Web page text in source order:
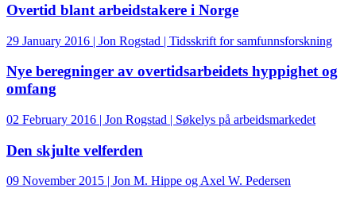
Overtid blant arbeidstakere i Norge
29 January 2016 | Jon Rogstad | Tidsskrift for samfunnsforskning
Nye beregninger av overtidsarbeidets hyppighet og
omfang
02 February 2016 | Jon Rogstad | Søkelys på arbeidsmarkedet
Den skjulte velferden
09 November 2015 | Jon M. Hippe og Axel W. Pedersen